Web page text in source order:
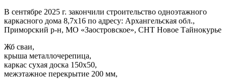
В сентябре 2025 г. закончили строительство одноэтажного
каркасного дома 8,7х16 по адресу: Архангельская обл.,
Приморский р-н, МО «Заостровское», СНТ Новое Тайнокурье
Жб сваи,
крыша металлочерепица,
каркас сухая доска 150х50,
межэтажное перекрытие 200 мм,